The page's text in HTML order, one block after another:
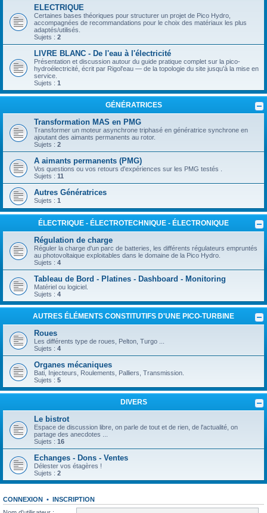
ELECTRIQUE
Certaines bases théoriques pour structurer un projet de Pico Hydro,
accompagnées de recommandations pour le choix des matériaux les plus
adaptés/utilisés.
Sujets : 2
LIVRE BLANC - De l'eau à l'électricité
Présentation et discussion autour du guide pratique complet sur la pico-
hydroélectricité, écrit par Rigol'eau — de la topologie du site jusqu'à la mise en
service.
Sujets : 1
GÉNÉRATRICES
Transformation MAS en PMG
Transformer un moteur asynchrone triphasé en génératrice synchrone en
ajoutant des aimants permanents au rotor.
Sujets : 2
A aimants permanents (PMG)
Vos questions ou vos retours d'expériences sur les PMG testés .
Sujets : 11
Autres Génératrices
Sujets : 1
ÉLECTRIQUE - ÉLECTROTECHNIQUE - ÉLECTRONIQUE
Régulation de charge
Réguler la charge d'un parc de batteries, les différents régulateurs empruntés
au photovoltaique exploitables dans le domaine de la Pico Hydro.
Sujets : 4
Tableau de Bord - Platines - Dashboard - Monitoring
Matériel ou logiciel.
Sujets : 4
AUTRES ÉLÉMENTS CONSTITUTIFS D'UNE PICO-TURBINE
Roues
Les différents type de roues, Pelton, Turgo ...
Sujets : 4
Organes mécaniques
Bati, Injecteurs, Roulements, Palliers, Transmission.
Sujets : 5
DIVERS
Le bistrot
Espace de discussion libre, on parle de tout et de rien, de l'actualité, on
partage des anecdotes ...
Sujets : 16
Echanges - Dons - Ventes
Délester vos étagères !
Sujets : 2
CONNEXION • INSCRIPTION